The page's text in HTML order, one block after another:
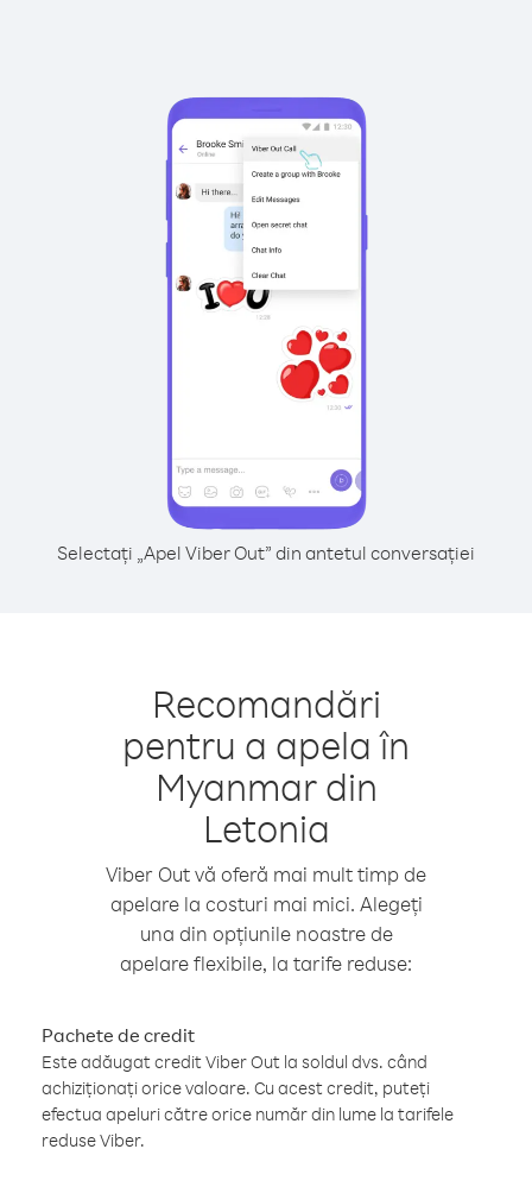
Selectați „Apel Viber Out” din antetul conversației
Recomandări
pentru a apela în
Myanmar din
Letonia
Viber Out vă oferă mai mult timp de
apelare la costuri mai mici. Alegeți
una din opțiunile noastre de
apelare flexibile, la tarife reduse:
Pachete de credit
Este adăugat credit Viber Out la soldul dvs. când
achiziționați orice valoare. Cu acest credit, puteți
efectua apeluri către orice număr din lume la tarifele
reduse Viber.